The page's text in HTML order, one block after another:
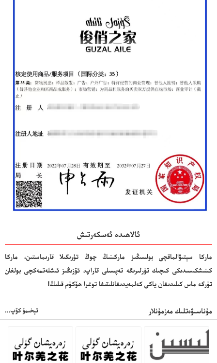
ئالاھىدە ئەسكەرتىش
ماركا سېتىۋالماقچى بولسىڭىز ماركىنىڭ چوڭ تۈرىگىلا قارىماستىن، ماركا
كىنىشكىسىدىكى كىچىك تۈرلىرىگە تەپسىلى قاراپ، ئۆزىڭىز ئىشلەتمەكچى بولغان
تۈرگە ماس كىلىدىغان ياكى كەلمەيدىغانلىقىغا توغرا ھۆكۈم قىلىڭ!
مۇناسىۋەتلىك مەزمۇنلار تېخىمۇ كۆپ...